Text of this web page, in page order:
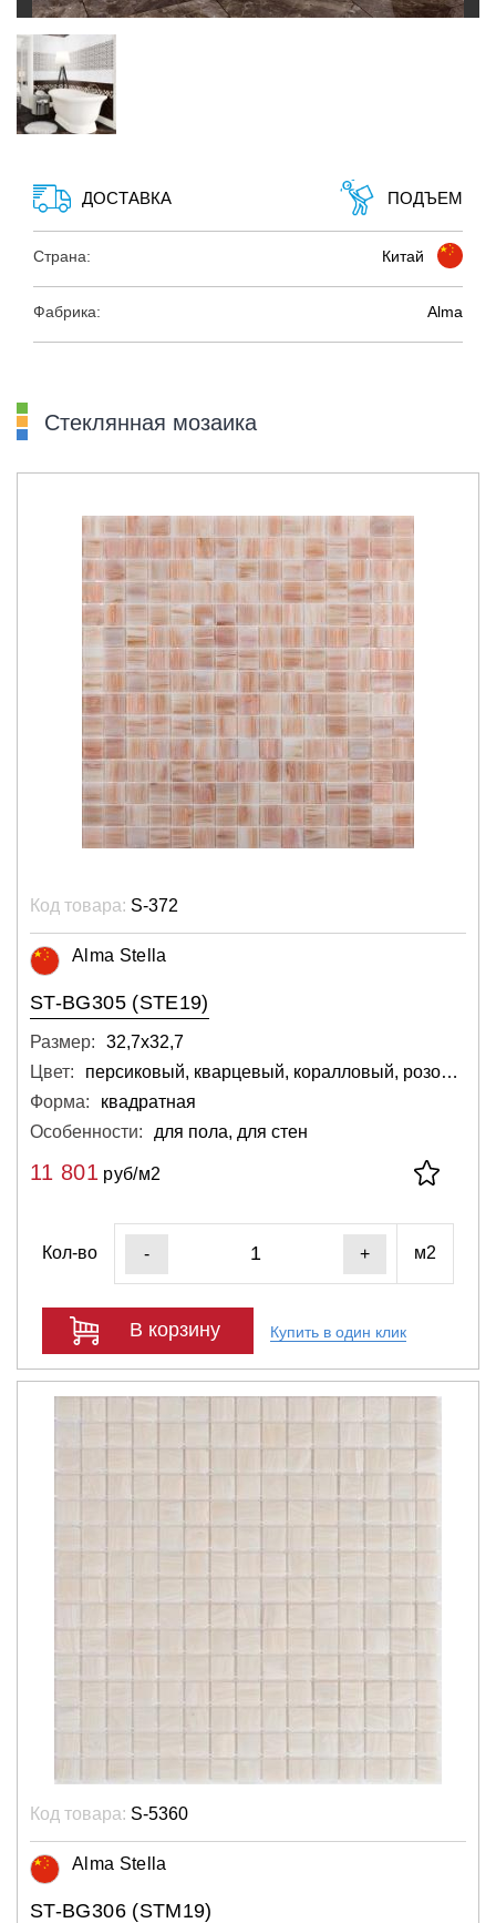
ДОСТАВКА ПОДЪЕМ
Страна: Китай
Фабрика: Alma
Стеклянная мозаика
Код товара: S-372
Alma Stella
ST-BG305 (STE19)
Размер:
32,7х32,7
Цвет:
персиковый, кварцевый, коралловый, розовый, светло-серый, кремовый
Форма:
квадратная
Особенности:
для пола, для стен
11 801 руб/м2
Кол-во - + м2
В корзину Купить в один клик
Код товара: S-5360
Alma Stella
ST-BG306 (STM19)